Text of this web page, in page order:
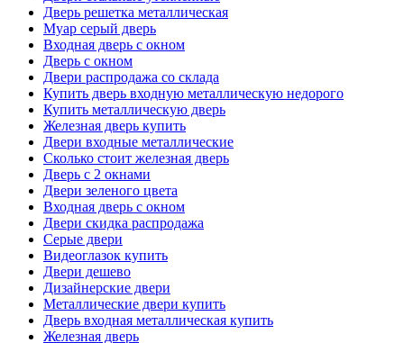
Дверь решетка металлическая
Муар серый дверь
Входная дверь с окном
Дверь с окном
Двери распродажа со склада
Купить дверь входную металлическую недорого
Купить металлическую дверь
Железная дверь купить
Двери входные металлические
Сколько стоит железная дверь
Дверь с 2 окнами
Двери зеленого цвета
Входная дверь с окном
Двери скидка распродажа
Серые двери
Видеоглазок купить
Двери дешево
Дизайнерские двери
Металлические двери купить
Дверь входная металлическая купить
Железная дверь